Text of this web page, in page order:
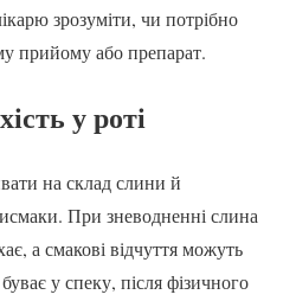
зрозуміти, чи потрібно
прийому або препарат.
у роті
на склад слини й
При зневодненні слина
а смакові відчуття можуть
у спеку, після фізичного